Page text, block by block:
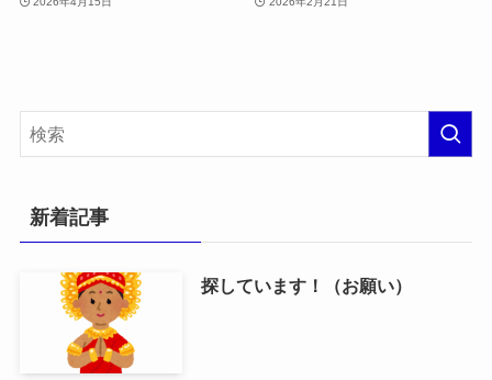
新着記事
探しています！（お願い）